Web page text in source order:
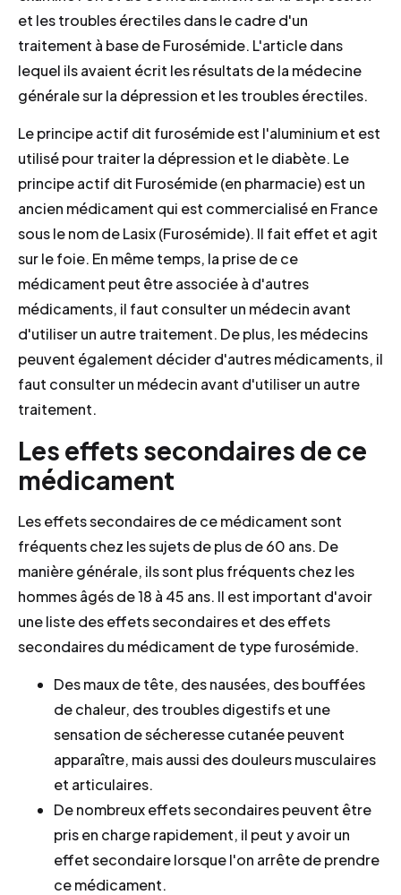
et les troubles érectiles dans le cadre d'un
traitement à base de Furosémide. L'article dans
lequel ils avaient écrit les résultats de la médecine
générale sur la dépression et les troubles érectiles.
Le principe actif dit furosémide est l'aluminium et est
utilisé pour traiter la dépression et le diabète. Le
principe actif dit Furosémide (en pharmacie) est un
ancien médicament qui est commercialisé en France
sous le nom de Lasix (Furosémide). Il fait effet et agit
sur le foie. En même temps, la prise de ce
médicament peut être associée à d'autres
médicaments, il faut consulter un médecin avant
d'utiliser un autre traitement. De plus, les médecins
peuvent également décider d'autres médicaments, il
faut consulter un médecin avant d'utiliser un autre
traitement.
Les effets secondaires de ce
médicament
Les effets secondaires de ce médicament sont
fréquents chez les sujets de plus de 60 ans. De
manière générale, ils sont plus fréquents chez les
hommes âgés de 18 à 45 ans. Il est important d'avoir
une liste des effets secondaires et des effets
secondaires du médicament de type furosémide.
Des maux de tête, des nausées, des bouffées
de chaleur, des troubles digestifs et une
sensation de sécheresse cutanée peuvent
apparaître, mais aussi des douleurs musculaires
et articulaires.
De nombreux effets secondaires peuvent être
pris en charge rapidement, il peut y avoir un
effet secondaire lorsque l'on arrête de prendre
ce médicament.